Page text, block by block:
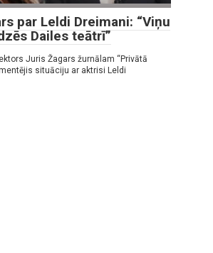
par Leldi Dreimani: “Viņu
Dailes teātrī”
Juris Žagars žurnālam “Privātā
situāciju ar aktrisi Leldi